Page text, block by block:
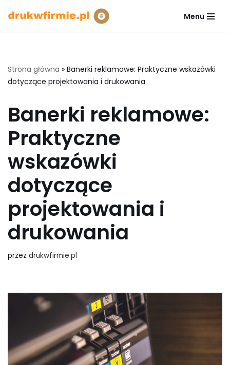
Menu
Strona główna » Banerki reklamowe: Praktyczne wskazówki
dotyczące projektowania i drukowania
Banerki reklamowe:
Praktyczne
wskazówki
dotyczące
projektowania i
drukowania
przez drukwfirmie.pl